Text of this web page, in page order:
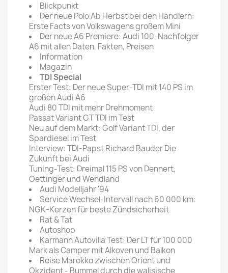
Blickpunkt
Der neue Polo Ab Herbst bei den Händlern:
Erste Facts von Volkswagens großem Mini
Der neue A6 Premiere: Audi 100-Nachfolger
A6 mit allen Daten, Fakten, Preisen
Information
Magazin
TDI Special
Erster Test: Der neue Super-TDI mit 140 PS im
großen Audi A6
Audi 80 TDI mit mehr Drehmoment
Passat Variant GT TDI im Test
Neu auf dem Markt: Golf Variant TDI, der
Spardiesel im Test
Interview: TDI-Papst Richard Bauder Die
Zukunft bei Audi
Tuning-Test: Dreimal 115 PS von Dennert,
Oettinger und Wendland
Audi Modelljahr '94
Service Wechsel-Intervall nach 60 000 km:
NGK-Kerzen für beste Zündsicherheit
Rat & Tat
Autoshop
Karmann Autovilla Test: Der LT für 100 000
Mark als Camper mit Alkoven und Balkon
Reise Marokko zwischen Orient und